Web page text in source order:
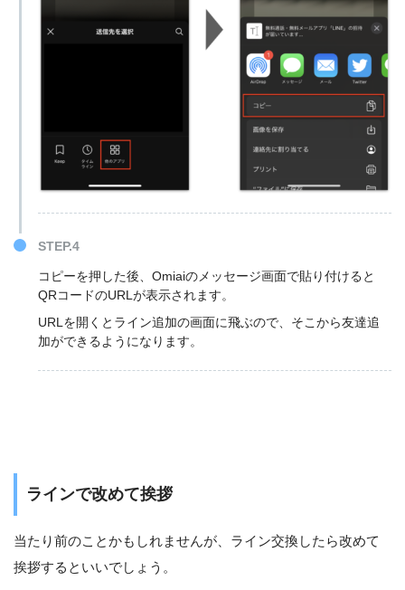
STEP.4
コピーを押した後、Omiaiのメッセージ画面で貼り付けると
QRコードのURLが表示されます。
URLを開くとライン追加の画面に飛ぶので、そこから友達追
加ができるようになります。
ラインで改めて挨拶
当たり前のことかもしれませんが、ライン交換したら改めて
挨拶するといいでしょう。